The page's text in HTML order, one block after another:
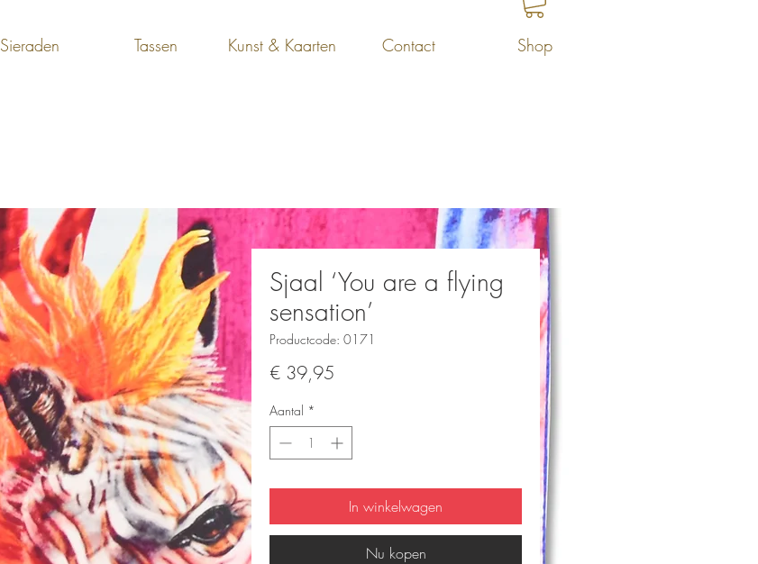
Sieraden Tassen Kunst & Kaarten Contact Shop
Sjaal ‘You are a flying
sensation’
Productcode: 0171
€ 39,95
Aantal *
In winkelwagen
Nu kopen